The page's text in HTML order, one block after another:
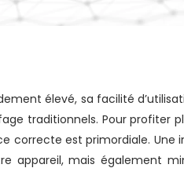
traditionnels. Pour profiter
correcte est primordiale. Une
appareil, mais également